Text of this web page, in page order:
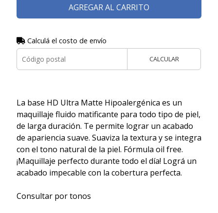
AGREGAR AL CARRITO
Calculá el costo de envío
CALCULAR
La base HD Ultra Matte Hipoalergénica es un
maquillaje fluido matificante para todo tipo de piel,
de larga duración. Te permite lograr un acabado
de apariencia suave. Suaviza la textura y se integra
con el tono natural de la piel. Fórmula oil free.
¡Maquillaje perfecto durante todo el día! Lográ un
acabado impecable con la cobertura perfecta.
Consultar por tonos